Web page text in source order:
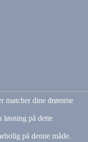
matcher dine drømme
løsning på dette
på denne måde.